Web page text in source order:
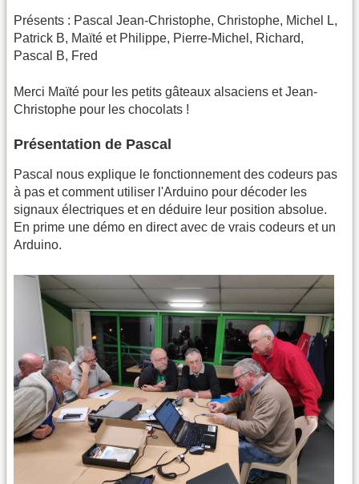
Présents : Pascal Jean-Christophe, Christophe, Michel L,
Patrick B, Maïté et Philippe, Pierre-Michel, Richard,
Pascal B, Fred
Merci Maïté pour les petits gâteaux alsaciens et Jean-
Christophe pour les chocolats !
Présentation de Pascal
Pascal nous explique le fonctionnement des codeurs pas
à pas et comment utiliser l'Arduino pour décoder les
signaux électriques et en déduire leur position absolue.
En prime une démo en direct avec de vrais codeurs et un
Arduino.